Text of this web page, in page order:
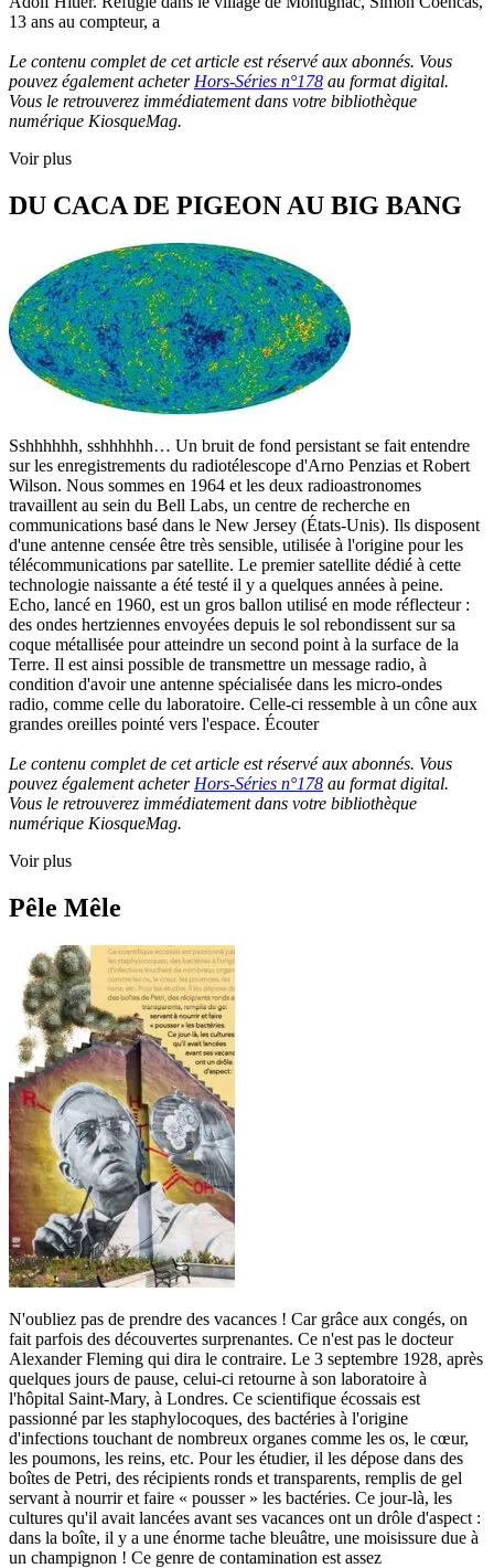
13 ans au compteur, a
Le contenu complet de cet article est réservé aux abonnés. Vous
pouvez également acheter Hors-Séries n°178 au format digital.
Vous le retrouverez immédiatement dans votre bibliothèque
numérique KiosqueMag.
Voir plus
DU CACA DE PIGEON AU BIG BANG
Sshhhhhh, sshhhhhh… Un bruit de fond persistant se fait entendre
sur les enregistrements du radiotélescope d'Arno Penzias et Robert
Wilson. Nous sommes en 1964 et les deux radioastronomes
travaillent au sein du Bell Labs, un centre de recherche en
communications basé dans le New Jersey (États-Unis). Ils disposent
d'une antenne censée être très sensible, utilisée à l'origine pour les
télécommunications par satellite. Le premier satellite dédié à cette
technologie naissante a été testé il y a quelques années à peine.
Echo, lancé en 1960, est un gros ballon utilisé en mode réflecteur :
des ondes hertziennes envoyées depuis le sol rebondissent sur sa
coque métallisée pour atteindre un second point à la surface de la
Terre. Il est ainsi possible de transmettre un message radio, à
condition d'avoir une antenne spécialisée dans les micro-ondes
radio, comme celle du laboratoire. Celle-ci ressemble à un cône aux
grandes oreilles pointé vers l'espace. Écouter
Le contenu complet de cet article est réservé aux abonnés. Vous
pouvez également acheter Hors-Séries n°178 au format digital.
Vous le retrouverez immédiatement dans votre bibliothèque
numérique KiosqueMag.
Voir plus
Pêle Mêle
N'oubliez pas de prendre des vacances ! Car grâce aux congés, on
fait parfois des découvertes surprenantes. Ce n'est pas le docteur
Alexander Fleming qui dira le contraire. Le 3 septembre 1928, après
quelques jours de pause, celui-ci retourne à son laboratoire à
l'hôpital Saint-Mary, à Londres. Ce scientifique écossais est
passionné par les staphylocoques, des bactéries à l'origine
d'infections touchant de nombreux organes comme les os, le cœur,
les poumons, les reins, etc. Pour les étudier, il les dépose dans des
boîtes de Petri, des récipients ronds et transparents, remplis de gel
servant à nourrir et faire « pousser » les bactéries. Ce jour-là, les
cultures qu'il avait lancées avant ses vacances ont un drôle d'aspect :
dans la boîte, il y a une énorme tache bleuâtre, une moisissure due à
un champignon ! Ce genre de contamination est assez